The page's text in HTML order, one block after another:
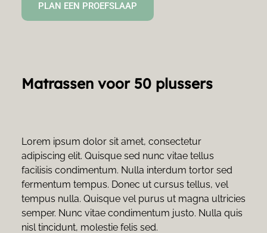
PLAN EEN PROEFSLAAP
Matrassen voor 50 plussers
Lorem ipsum dolor sit amet, consectetur
adipiscing elit. Quisque sed nunc vitae tellus
facilisis condimentum. Nulla interdum tortor sed
fermentum tempus. Donec ut cursus tellus, vel
tempus nulla. Quisque vel purus ut magna ultricies
semper. Nunc vitae condimentum justo. Nulla quis
nisl tincidunt, molestie felis sed.